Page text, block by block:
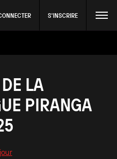
S'INSCRIRE
LA
PIRANGA